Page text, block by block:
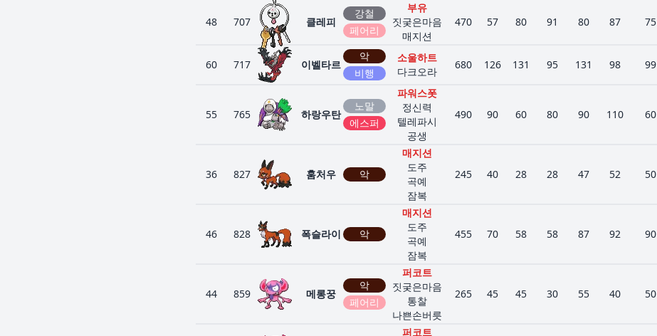
48 707 클레피
강철
페어리
부유
짓궂은마음
매지션
470 57 80 91 80 87 75
60 717 이벨타르
악
비행
소울하트
다크오라
680 126 131 95 131 98 99
55 765 하랑우탄
노말
에스퍼
파워스폿
정신력
텔레파시
공생
490 90 60 80 90 110 60
36 827 훔처우 악
매지션
도주
곡예
잠복
245 40 28 28 47 52 50
46 828 폭슬라이 악
매지션
도주
곡예
잠복
455 70 58 58 87 92 90
44 859 메롱꿍
악
페어리
퍼코트
짓궂은마음
통찰
나쁜손버릇
265 45 45 30 55 40 50
퍼코트